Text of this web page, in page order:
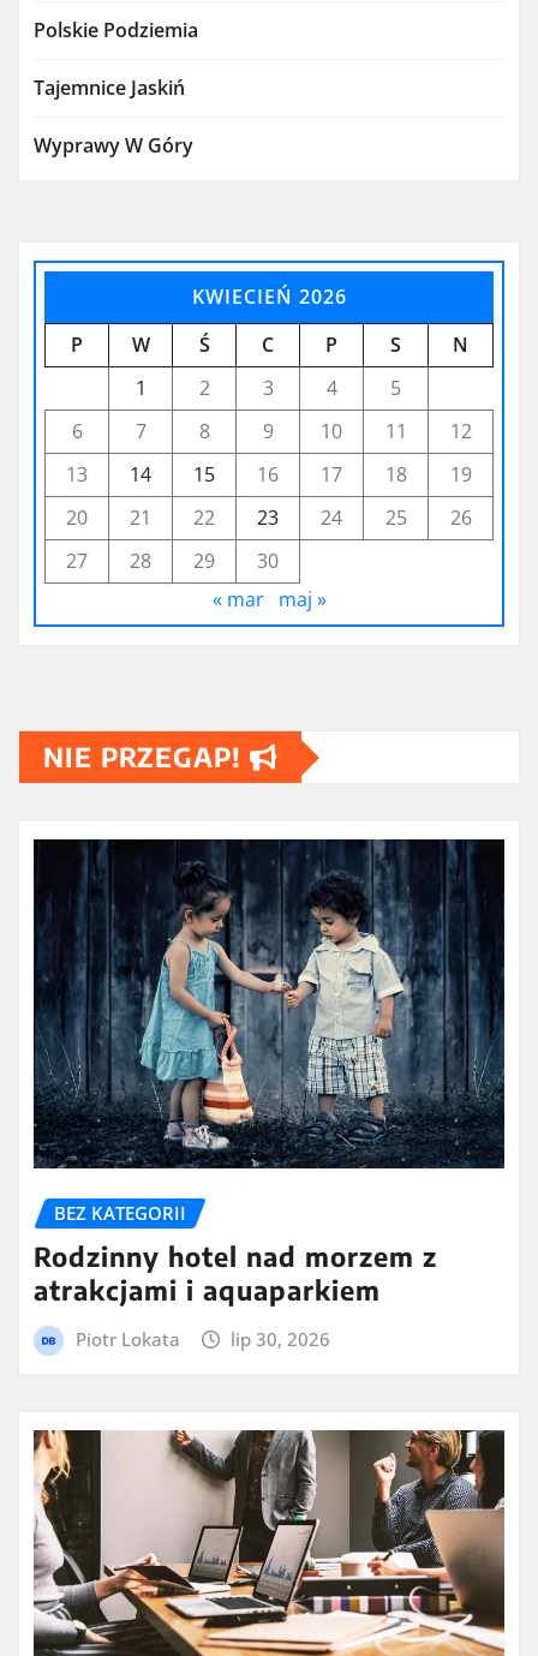
Polskie Podziemia
Tajemnice Jaskiń
Wyprawy W Góry
KWIECIEŃ 2026
P
W Ś C P S
N
1
2 3 4
5
6
7 8 9 10 11
12
13
14 15 16 17 18
19
20
21 22 23 24 25
26
27
28 29
30
« mar
maj »
NIE PRZEGAP!
BEZ KATEGORII
Rodzinny hotel nad morzem z
atrakcjami i aquaparkiem
Piotr Lokata lip 30, 2026